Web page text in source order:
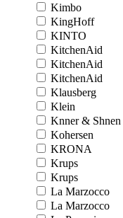
Kimbo
KingHoff
KINTO
KitchenAid
KitchenAid
KitchenAid
Klausberg
Klein
Knner & Shnen
Kohersen
KRONA
Krups
Krups
La Marzocco
La Marzocco